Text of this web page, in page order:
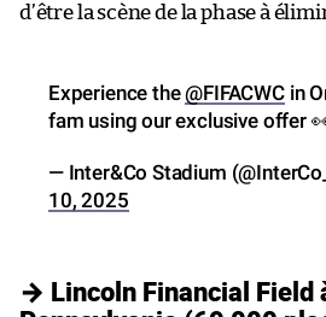
d’être la scène de la phase à
Experience the@FIFACWCin
fam using our exclusive offer
— Inter&Co Stadium
10, 2025
→ Lincoln Financial Field